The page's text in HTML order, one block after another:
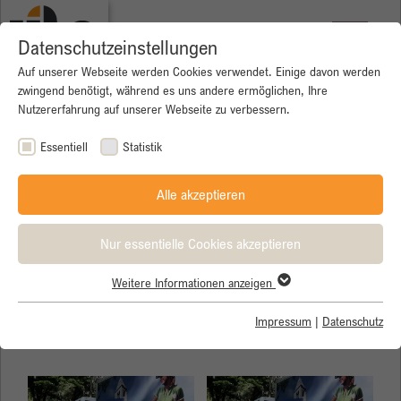
Datenschutzeinstellungen
Auf unserer Webseite werden Cookies verwendet. Einige davon werden
zwingend benötigt, während es uns andere ermöglichen, Ihre
Nutzererfahrung auf unserer Webseite zu verbessern.
Essentiell Statistik
Alle akzeptieren
Nur essentielle Cookies akzeptieren
Essentielle Cookies werden für grundlegende Funktionen der
einwandfrei funktioniert.
Name cookie_optin
Cookie-Informationen anzeigen
Weitere Informationen anzeigen
Impressum | Datenschutz